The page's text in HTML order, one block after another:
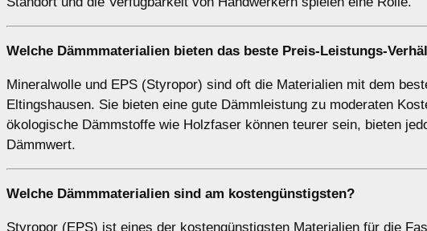
Welche Dämmmaterialien bieten das beste Preis-Leistungs-
Mineralwolle und EPS (Styropor) sind oft die Materialien mit dem
Eltingshausen. Sie bieten eine gute Dämmleistung zu moderaten
ökologische Dämmstoffe wie Holzfaser können teurer sein, bieten
Dämmwert.
Welche Dämmmaterialien sind am kostengünstigsten?
Styropor (EPS) ist eines der kostengünstigsten Materialien für die